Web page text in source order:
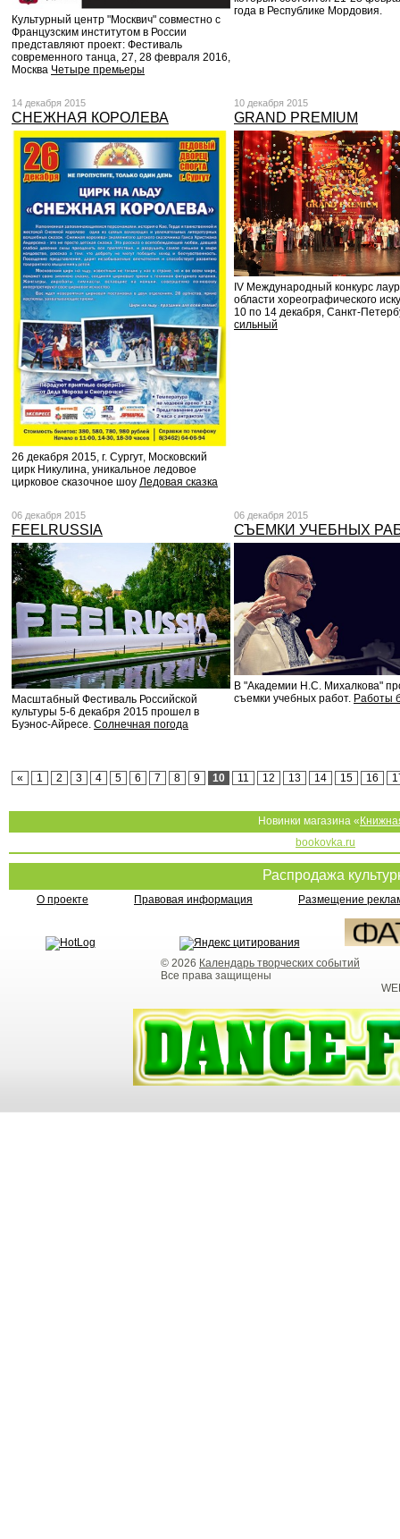
Культурный центр "Москвич" совместно с
Французским институтом в России
представляют проект: Фестиваль
современного танца, 27, 28 февраля 2016,
Москва Четыре премьеры
года в Республике Мордовия.
14 декабря 2015
СНЕЖНАЯ КОРОЛЕВА
26 декабря 2015, г. Сургут, Московский
цирк Никулина, уникальное ледовое
цирковое сказочное шоу Ледовая сказка
10 декабря 2015
GRAND PREMIUM
IV Международный конкурс
области хореографического
10 по 14 декабря, Санкт-
сильный
06 декабря 2015
FEELRUSSIA
Масштабный Фестиваль Российской
культуры 5-6 декабря 2015 прошел в
Буэнос-Айресе. Солнечная погода
06 декабря 2015
СЪЕМКИ УЧЕБНЫХ
В "Академии Н.С. Михалкова"
съемки учебных работ. Работы
« 1 2 3 4 5 6 7 8 9 10 11 12 13 14 15 16
Новинки магазина «
bookovka.ru
Распродажа
О проекте Правовая информация Размещение
© 2026 Календарь творческих событий
Все права защищены